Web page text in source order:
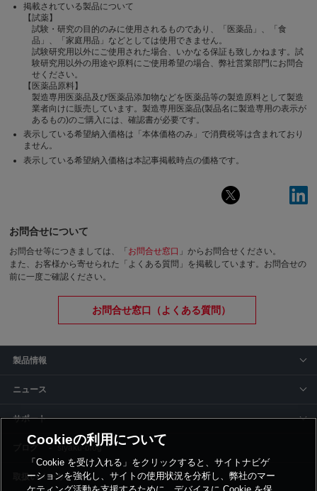
掲載されている製品について
【試薬】
試験・研究の目的のみに使用されるものであり、「医薬品」、「食
品」、「家庭用品」などとしては使用できません。
試験研究用以外にご使用された場合、いかなる保証も致しかねます。試
験研究用以外の用途や原料にご使用希望の場合、弊社営業部門にお問合
せください。
【医薬品原料】
製造専用医薬品及び医薬品添加物などを医薬品等の製造原料として製造
業者向けに販売しています。製造専用医薬品(製品名に製造専用の表示が
あるもの)のご購入には、確認書が必要です。
表示している希望納入価格は「本体価格のみ」で消費税等は含まれており
ません。
表示している希望納入価格は本記事掲載時点の価格です。
お問合せについて
お問合せ等につきましては、「 お問合せ窓口 」からお問合せください。
また、お客様から寄せられた「よくある質問」を掲載しています。お問合せの
前に一度ご確認ください。
お問合せ窓口（よくある質問）
製品情報
ニュース
サポート
siyaku-blog
取扱いメーカー
Cookieの利用について
「Cookie を受け入れる」をクリックすると、サイトナビゲ
ーションを強化し、サイトの使用状況を分析し、弊社のマー